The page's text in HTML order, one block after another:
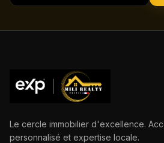
Le cercle immobilier d'excellence.
personnalisé et expertise locale.